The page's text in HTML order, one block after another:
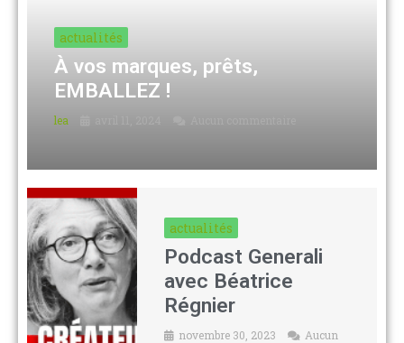
actualités
À vos marques, prêts,
EMBALLEZ !
lea
actualités
Podcast Generali
avec Béatrice
Régnier
novembre 30, 2023
Aucun